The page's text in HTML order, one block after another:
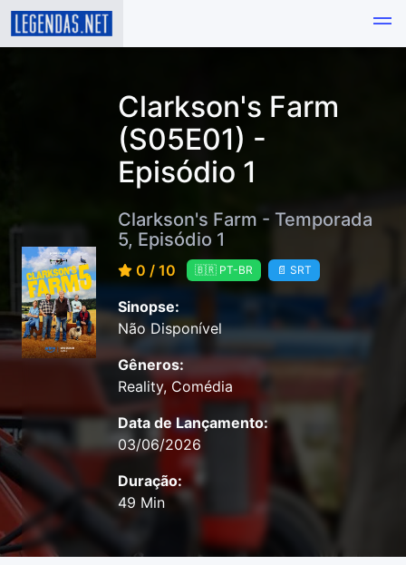
Clarkson's Farm
(S05E01) -
Episódio 1
Clarkson's Farm - Temporada
5, Episódio 1
0 / 10 🇧🇷 PT-BR 📄 SRT
Sinopse:
Não Disponível
Gêneros:
Reality, Comédia
Data de Lançamento:
03/06/2026
Duração:
49 Min